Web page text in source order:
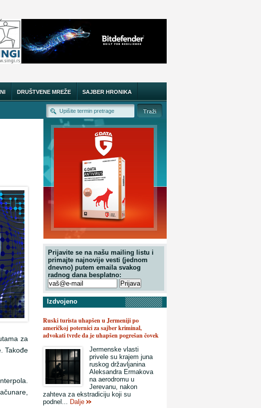
DRUŠTVENE MREŽE SAJBER HRONIKA
za
Takođe
Prijavite se na našu mailing listu i
primajte najnovije vesti (jednom
dnevno) putem emaila svakog
radnog dana besplatno:
Izdvojeno
Ruski turista uhapšen u Jermeniji po
američkoj poternici za sajber kriminal,
advokati tvrde da je uhapšen pogrešan čovek
Jermenske vlasti
privele su krajem juna
ruskog državljanina
Aleksandra Ermakova
na aerodromu u
Jerevanu, nakon
zahteva za ekstradiciju koji su
podnel... Dalje